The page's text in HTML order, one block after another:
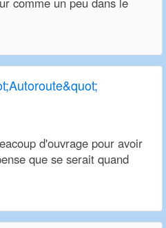
d'ouvrage pour avoir
que se serait quand